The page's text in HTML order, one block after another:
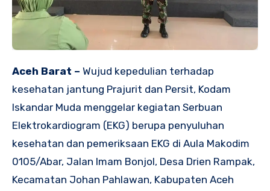
Aceh Barat – Wujud kepedulian terhadap
kesehatan jantung Prajurit dan Persit, Kodam
Iskandar Muda menggelar kegiatan Serbuan
Elektrokardiogram (EKG) berupa penyuluhan
kesehatan dan pemeriksaan EKG di Aula Makodim
0105/Abar, Jalan Imam Bonjol, Desa Drien Rampak,
Kecamatan Johan Pahlawan, Kabupaten Aceh